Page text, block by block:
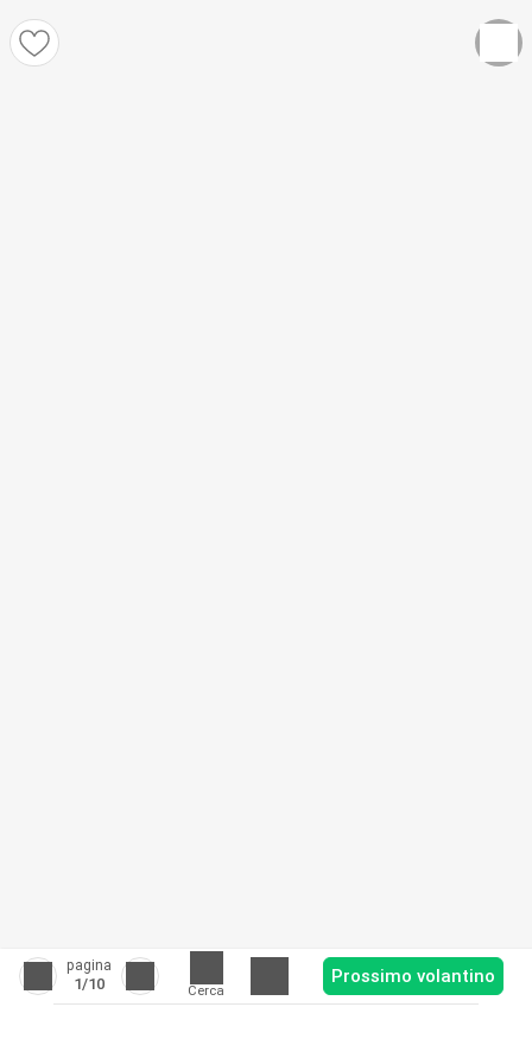
pagina
1/10 Cerca
Prossimo volantino